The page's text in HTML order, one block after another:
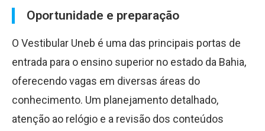
Oportunidade e preparação
O Vestibular Uneb é uma das principais portas de
entrada para o ensino superior no estado da Bahia,
oferecendo vagas em diversas áreas do
conhecimento. Um planejamento detalhado,
atenção ao relógio e a revisão dos conteúdos